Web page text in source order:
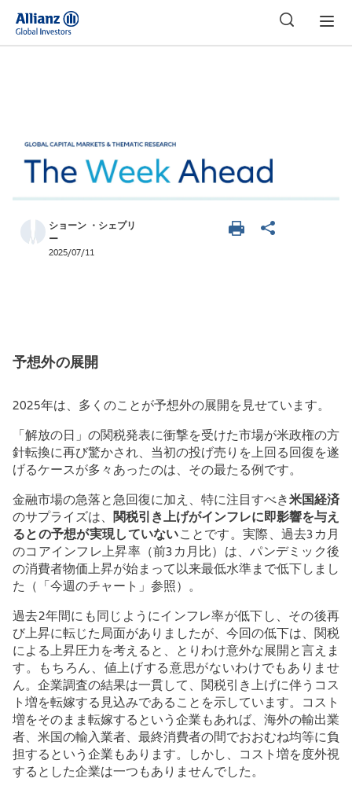
ショーン ・シェプリ
ー
2025/07/11
予想外の展開
2025年は、多くのことが予想外の展開を見せています。
「解放の日」の関税発表に衝撃を受けた市場が米政権の方
針転換に再び驚かされ、当初の投げ売りを上回る回復を遂
げるケースが多々あったのは、その最たる例です。
金融市場の急落と急回復に加え、特に注目すべき米国経済
のサプライズは、 関税引き上げがインフレに即影響を与え
るとの予想が実現していないことです。実際、過去3カ月
のコアインフレ上昇率（前3カ月比）は、パンデミック後
の消費者物価上昇が始まって以来最低水準まで低下しまし
た（「今週のチャート」参照）。
過去2年間にも同じようにインフレ率が低下し、その後再
び上昇に転じた局面がありましたが、今回の低下は、関税
による上昇圧力を考えると、とりわけ意外な展開と言えま
す。もちろん、値上げする意思がないわけでもありませ
ん。企業調査の結果は一貫して、関税引き上げに伴うコス
ト増を転嫁する見込みであることを示しています。コスト
増をそのまま転嫁するという企業もあれば、海外の輸出業
者、米国の輸入業者、最終消費者の間でおおむね均等に負
担するという企業もあります。しかし、コスト増を度外視
するとした企業は一つもありませんでした。